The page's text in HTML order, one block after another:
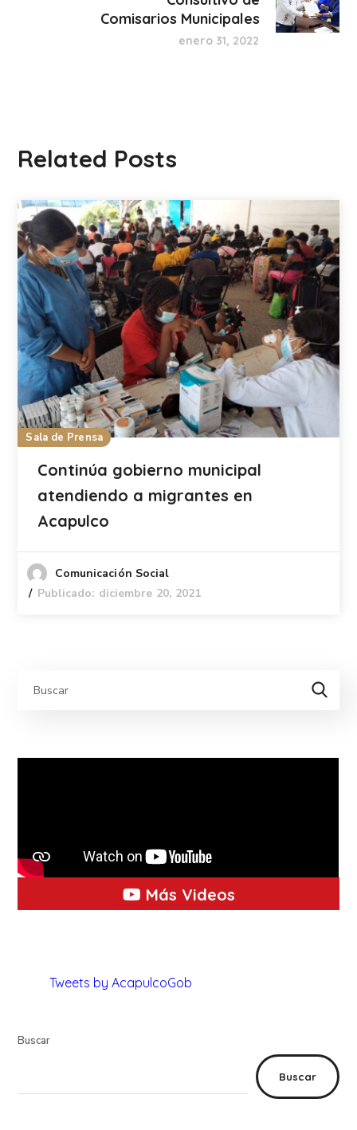
Comisarios Municipales
enero 31, 2022
Related Posts
Sala de Prensa
Continúa gobierno municipal
atendiendo a migrantes en
Acapulco
Comunicación Social
Publicado: diciembre 20, 2021
Más Videos
Tweets by AcapulcoGob
Buscar
Buscar